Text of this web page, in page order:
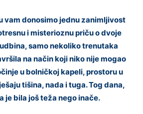
vam donosimo jednu zanimljivost
i misterioznu priču o dvoje
samo nekoliko trenutaka
na način koji niko nije mogao
u bolničkoj kapeli, prostoru u
tišina, nada i tuga. Tog dana,
je bila još teža nego inače.